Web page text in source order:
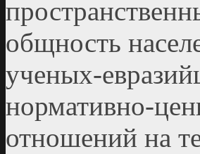
общность
ученых-
нормативно-
отношений на